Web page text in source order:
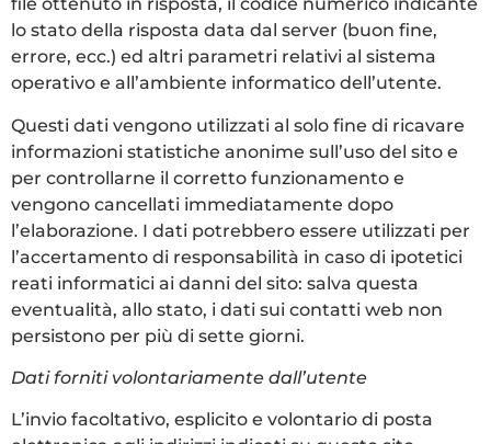
lo stato della risposta data dal server (buon fine,
errore, ecc.) ed altri parametri relativi al sistema
operativo e all’ambiente informatico dell’utente.
Questi dati vengono utilizzati al solo fine di ricavare
informazioni statistiche anonime sull’uso del sito e
per controllarne il corretto funzionamento e
vengono cancellati immediatamente dopo
l’elaborazione. I dati potrebbero essere utilizzati per
l’accertamento di responsabilità in caso di ipotetici
reati informatici ai danni del sito: salva questa
eventualità, allo stato, i dati sui contatti web non
persistono per più di sette giorni.
Dati forniti volontariamente dall’utente
L’invio facoltativo, esplicito e volontario di posta